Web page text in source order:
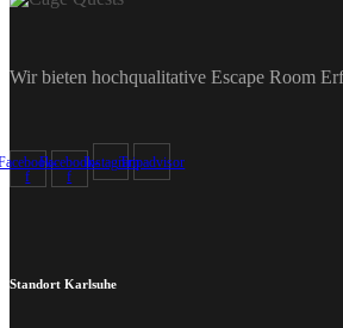
Wir bieten hochqualitative Escape Room
f
Facebook-
f
InstagramTripadvisor
Standort Karlsuhe